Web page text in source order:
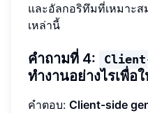
และอัลกอริทึมที่เหมาะส
เหล่านี้
คำถามที่ 4:
ทำงานอย่างไรเพื่อ
คำตอบ: Client-side